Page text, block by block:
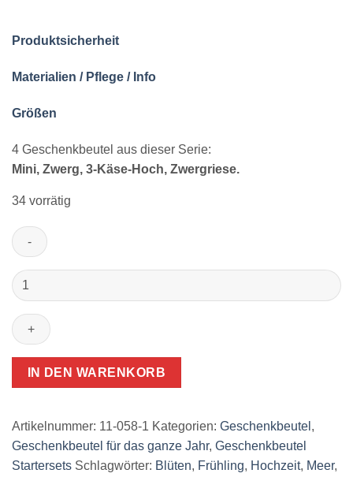
Produktsicherheit
Materialien / Pflege / Info
Größen
4 Geschenkbeutel aus dieser Serie:
Mini, Zwerg, 3-Käse-Hoch, Zwergriese.
34 vorrätig
nachhaltige
Geschenkverpackungen
Blütenmeer
I
MengeIN DEN WARENKORB
Artikelnummer: 11-058-1 Kategorien: Geschenkbeutel ,
Geschenkbeutel für das ganze Jahr, Geschenkbeutel
Startersets Schlagwörter: Blüten, Frühling, Hochzeit, Meer,